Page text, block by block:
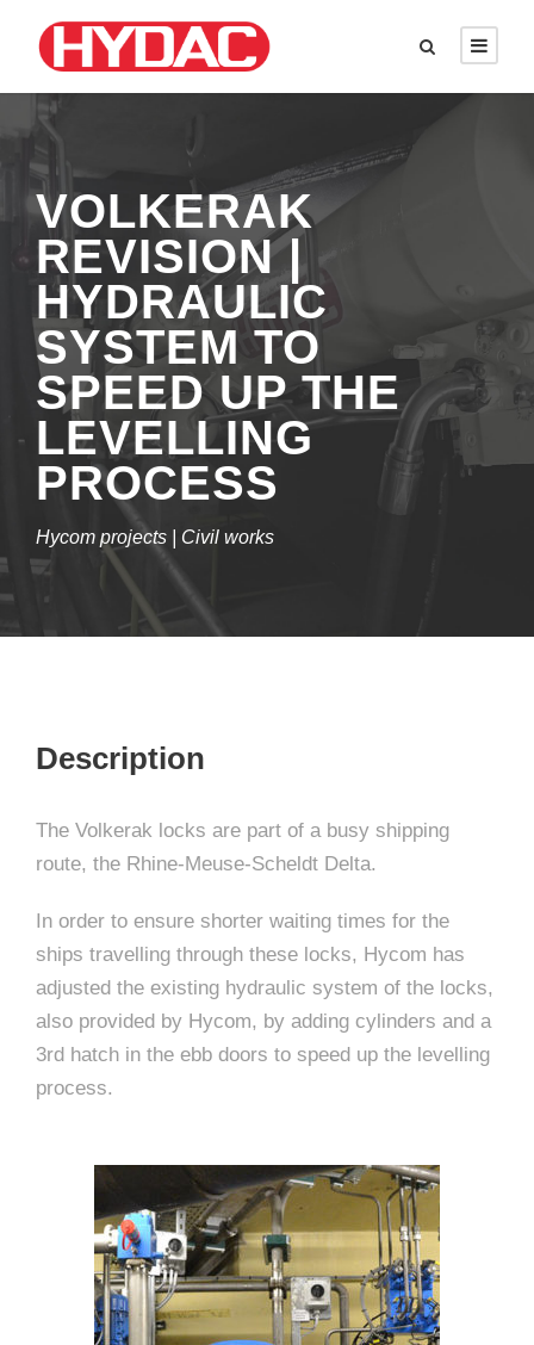
VOLKERAK
REVISION |
HYDRAULIC
SYSTEM TO
SPEED UP THE
LEVELLING
PROCESS
Hycom projects | Civil works
Description
The Volkerak locks are part of a busy shipping
route, the Rhine-Meuse-Scheldt Delta.
In order to ensure shorter waiting times for the
ships travelling through these locks, Hycom has
adjusted the existing hydraulic system of the locks,
also provided by Hycom, by adding cylinders and a
3rd hatch in the ebb doors to speed up the levelling
process.